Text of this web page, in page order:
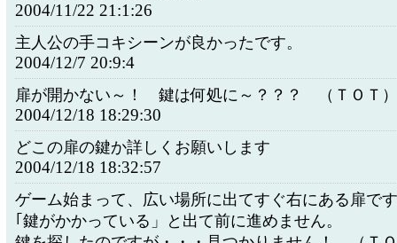
2004/11/22 21:1:26
主人公の手コキシーンが良かったです。
2004/12/7 20:9:4
扉が開かない～！ 鍵は何処に～？？？ （ＴＯＴ）
2004/12/18 18:29:30
どこの扉の鍵か詳しくお願いします
2004/12/18 18:32:57
ゲーム始まって、広い場所に出てすぐ右にある扉で
｢鍵がかかっている」と出て前に進めません。